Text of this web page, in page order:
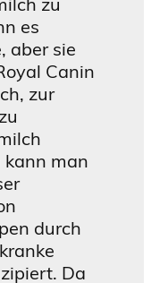
es
aber sie
Canin
zur
kann man
durch
Da